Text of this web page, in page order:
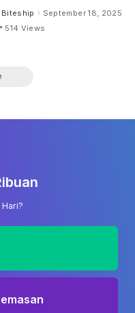
Biteship
September 18, 2025
514 Views